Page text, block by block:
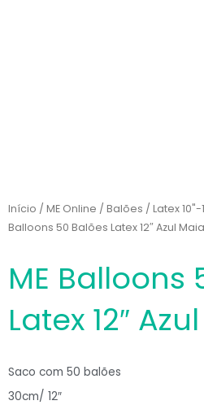
Início / ME Online / Balões / Latex 10"-
Balloons 50 Balões Latex 12″ Azul
ME Balloons
Latex 12″
Saco com 50 balões
30cm/ 12″